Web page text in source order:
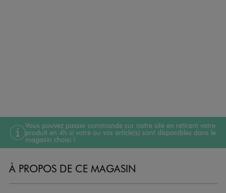
Vous pouvez passer commande sur notre site en retirant votre
produit en 4h si votre ou vos article(s) sont disponibles dans le
magasin choisi !
À PROPOS DE CE MAGASIN